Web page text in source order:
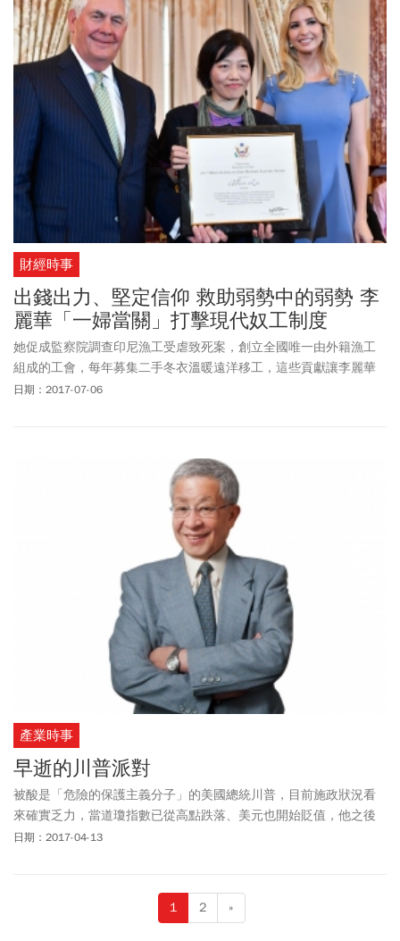
財經時事
出錢出力、堅定信仰 救助弱勢中的弱勢 李
麗華「一婦當關」打擊現代奴工制度
她促成監察院調查印尼漁工受虐致死案，創立全國唯一由外籍漁工
組成的工會，每年募集二手冬衣溫暖遠洋移工，這些貢獻讓李麗華
獲美國國務院頒發「英雄獎」，卻也昭示台灣苛待移工的陰暗面。
日期：2017-07-06
產業時事
早逝的川普派對
被酸是「危險的保護主義分子」的美國總統川普，目前施政狀況看
來確實乏力，當道瓊指數已從高點跌落、美元也開始貶值，他之後
的政策推動，錢又要從哪變出來？
日期：2017-04-13
1 2 »